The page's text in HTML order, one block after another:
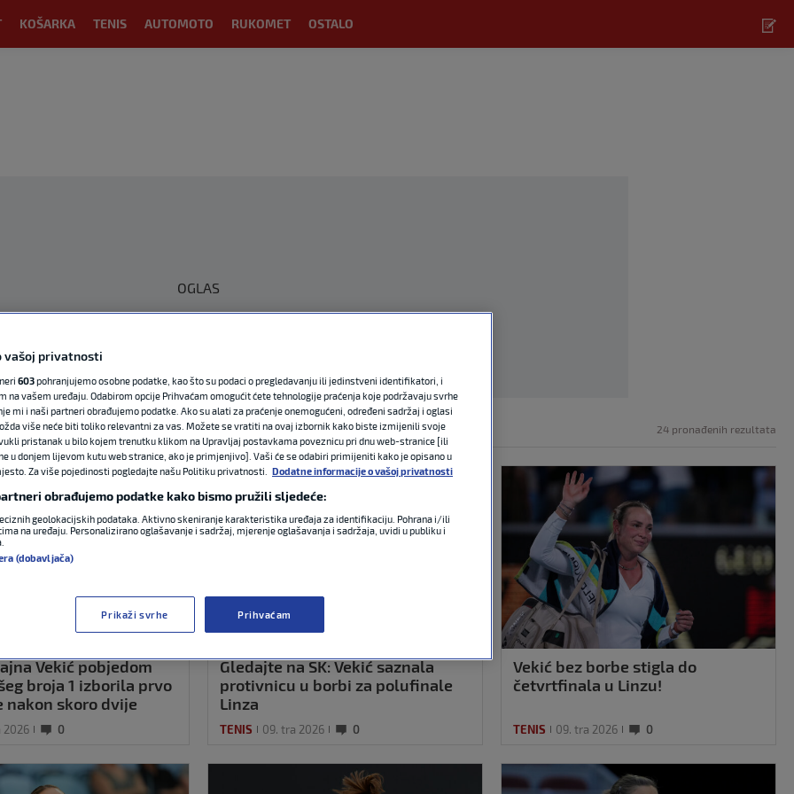
KOŠARKA TENIS AUTOMOTO RUKOMET OSTALO
OGLAS
24 pronađenih rezultata
Vekić pobjedom
broja 1 izborila prvo
skoro dvije
2026 0
Gledajte na SK: Vekić saznala
protivnicu u borbi za polufinale
Linza
TENIS 09. tra 2026 0
Vekić bez borbe stigla do
četvrtfinala u Linzu!
TENIS 09. tra 2026 0
vašoj privatnosti
603pohranjujemo osobne podatke, kao što su podaci o pregledavanju ili jedinstveni identifikatori, i
na vašem uređaju. Odabirom opcije Prihvaćam omogućit ćete tehnologije praćenja koje podržavaju svrhe
mi i naši partneri obrađujemo podatke. Ako su alati za praćenje onemogućeni, određeni sadržaj i oglasi
više neće biti toliko relevantni za vas. Možete se vratiti na ovaj izbornik kako biste izmijenili svoje
pristanak u bilo kojem trenutku klikom na Upravljaj postavkama poveznicu pri dnu web-stranice [ili
u donjem lijevom kutu web stranice, ako je primjenjivo]. Vaši će se odabiri primijeniti kako je opisano u
Za više pojedinosti pogledajte našu Politiku privatnosti.
Dodatne informacije o vašoj privatnosti
obrađujemo podatke kako bismo pružili sljedeće:
geolokacijskih podataka. Aktivno skeniranje karakteristika uređaja za identifikaciju. Pohrana i/ili
na uređaju. Personalizirano oglašavanje i sadržaj, mjerenje oglašavanja i sadržaja, uvidi u publiku i
(dobavljača)
Prikaži svrhe Prihvaćam